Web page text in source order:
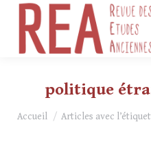
politique
Vous êtes ici :
Accueil Articles avec